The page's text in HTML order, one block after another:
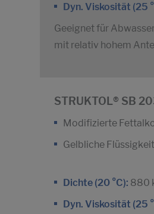
Dyn. Viskosität (25
Geeignet für
mit relativ hohem
STRUKTOL® SB
Modifizierte
Gelbliche Flüssigkeit
Dichte (20 °C): 880
Dyn. Viskosität (25